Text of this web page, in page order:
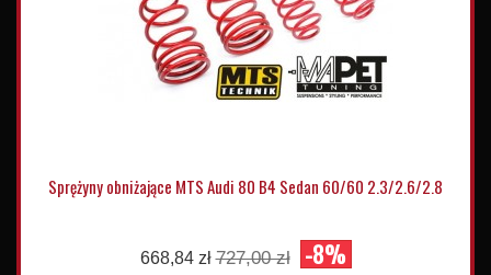
Sprężyny obniżające MTS Audi 80 B4 Sedan 60/60 2.3/2.6/2.8
668,84 zł 727,00 zł -8%